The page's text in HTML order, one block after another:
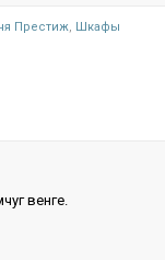
Престиж, Шкафы
венге.